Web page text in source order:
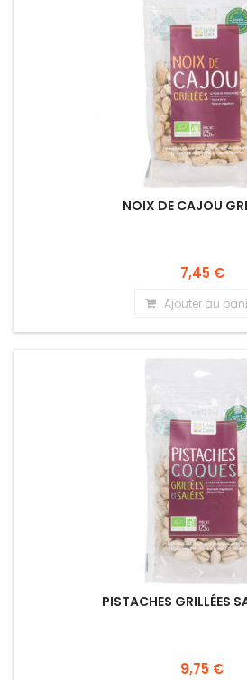
NOIX DE CAJOU
7,45 €
Ajouter au
PISTACHES GRILLÉES
9,75 €